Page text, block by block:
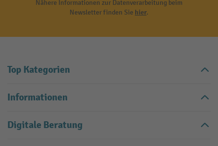
Nähere Informationen zur Datenverarbeitung beim
Newsletter finden Sie hier.
Top Kategorien
Informationen
Digitale Beratung